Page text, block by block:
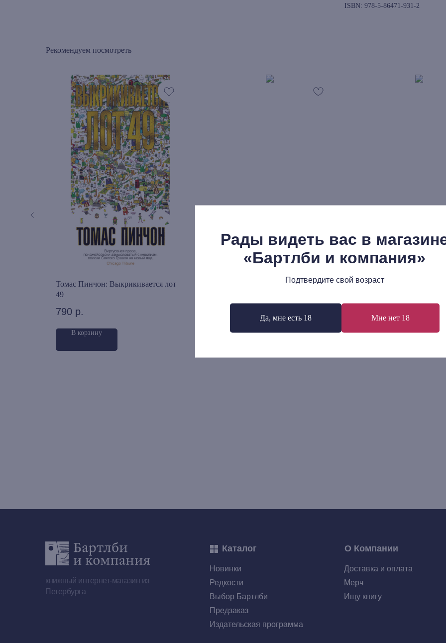
Рады видеть вас в
«Бартлби и компания»
Подтвердите свой возраст
Да, мне есть 18 Мне нет 18
ISBN: 978-5-86471-931-2
Рекомендуем посмотреть
Томас Пинчон: Выкрикивается лот
49
790 р.
В корзину
Иностранная литература №10 (2021)
р.
В корзину
Джеймс Джойс: Улисс
1 028 р.
В корзину
книжный интернет-магазин из
Петербурга
О Компании
Каталог
Ищу книгу
Мерч
Доставка и оплата
Предзаказ
Выбор Бартлби
Редкости
Новинки
Издательская программа